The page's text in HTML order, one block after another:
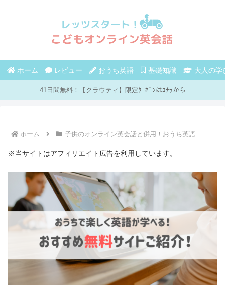
ホーム レビュー おうち英語 基礎知識 大人の学
41日間無料！【クラウティ】限定ｸｰﾎﾟﾝはｺﾁﾗから
ホーム 子供のオンライン英会話と併用！おうち英語
※当サイトはアフィリエイト広告を利用しています。